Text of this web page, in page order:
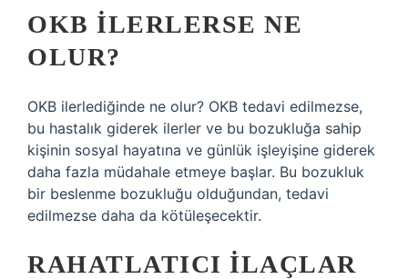
OKB ILERLERSE NE
OLUR?
OKB ilerlediğinde ne olur? OKB tedavi edilmezse,
bu hastalık giderek ilerler ve bu bozukluğa sahip
kişinin sosyal hayatına ve günlük işleyişine giderek
daha fazla müdahale etmeye başlar. Bu bozukluk
bir beslenme bozukluğu olduğundan, tedavi
edilmezse daha da kötüleşecektir.
RAHATLATICI ILAÇLAR